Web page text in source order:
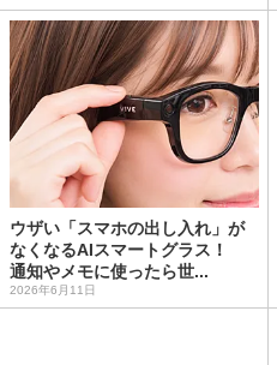
ウザい「スマホの出し入れ」が
なくなるAIスマートグラス！
通知やメモに使ったら世...
2026年6月11日